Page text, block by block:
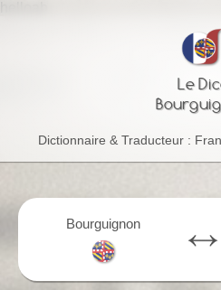
Le
Dictionnaire & Traducteur :
Bourguignon